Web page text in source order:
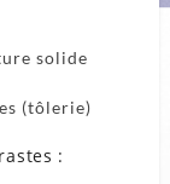
solide
(tôlerie)
: